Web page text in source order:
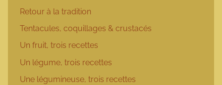
Retour à la tradition
Tentacules, coquillages & crustacés
Un fruit, trois recettes
Un légume, trois recettes
Une légumineuse, trois recettes